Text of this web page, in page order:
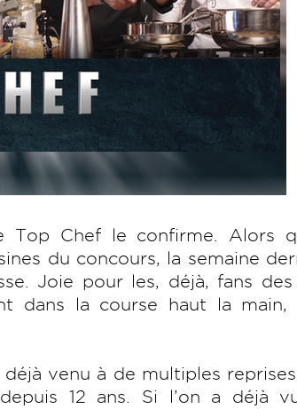
Top Chef le confirme. Alors
du concours, la semaine
Joie pour les, déjà, fans des
dans la course haut la main,
venu à de multiples
12 ans. Si l’on a déjà